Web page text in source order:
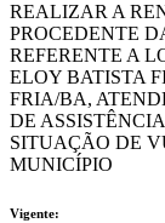
REALIZAR A
PROCEDENTE
REFERENTE A
ELOY BATISTA
FRIA/BA,
DE
SITUAÇÃO DE
MUNICÍPIO
Vigente: